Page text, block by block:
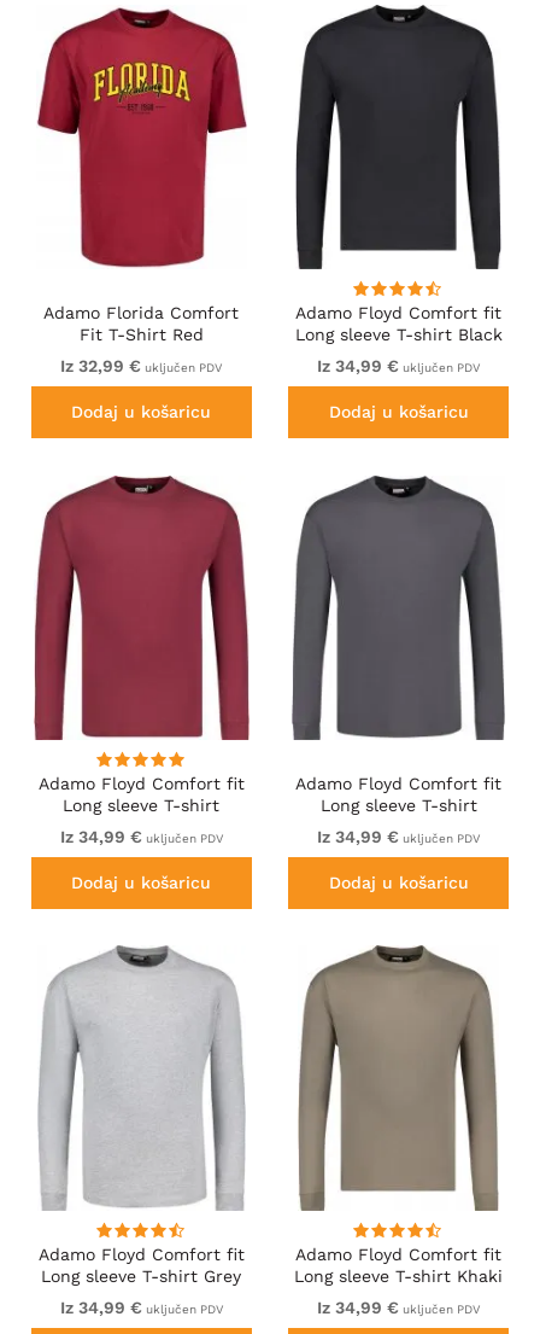
Adamo Florida Comfort
Fit T-Shirt Red
Iz 32,99 € uključen PDV
Dodaj u košaricu
Adamo Floyd Comfort fit
Long sleeve T-shirt Black
Iz 34,99 € uključen PDV
Dodaj u košaricu
Adamo Floyd Comfort fit
Long sleeve T-shirt
Burgundy
Iz 34,99 € uključen PDV
Dodaj u košaricu
Adamo Floyd Comfort fit
Long sleeve T-shirt
Charcoal
Iz 34,99 € uključen PDV
Dodaj u košaricu
Adamo Floyd Comfort fit
Long sleeve T-shirt Grey
Iz 34,99 € uključen PDV
Adamo Floyd Comfort fit
Long sleeve T-shirt Khaki
Iz 34,99 € uključen PDV